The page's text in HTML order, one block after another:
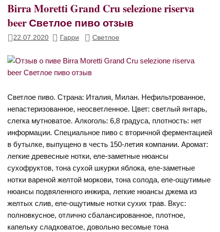
Birra Moretti Grand Cru selezione riserva
beer Светлое пиво отзыв
22.07.2020 Гарри Светлое
Светлое пиво. Страна: Италия, Милан. Нефильтрованное,
непастеризованное, неосветленное. Цвет: светлый янтарь,
слегка мутноватое. Алкоголь: 6,8 градуса, плотность: нет
информации. Специальное пиво с вторичной ферментацией
в бутылке, выпущено в честь 150-летия компании. Аромат:
легкие древесные нотки, еле-заметные нюансы
сухофруктов, тона сухой шкурки яблока, еле-заметные
нотки вареной желтой моркови, тона солода, еле-ощутимые
нюансы подвяленного инжира, легкие нюансы джема из
желтых слив, еле-ощутимые нотки сухих трав. Вкус:
полновкусное, отлично сбалансированное, плотное,
капельку сладковатое, довольно весомые тона